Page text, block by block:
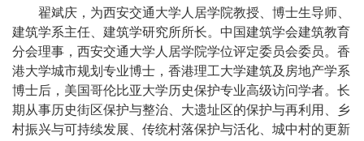
翟斌庆，为西安交通大学人居学院教授、博士生导师、
建筑学系主任、建筑学研究所所长。中国建筑学会建筑教育
分会理事，西安交通大学人居学院学位评定委员会委员。香
港大学城市规划专业博士，香港理工大学建筑及房地产学系
博士后，美国哥伦比亚大学历史保护专业高级访问学者。长
期从事历史街区保护与整治、大遗址区的保护与再利用、乡
村振兴与可持续发展、传统村落保护与活化、城中村的更新